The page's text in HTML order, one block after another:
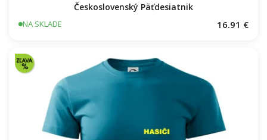
Československý Päťdesiatnik
NA SKLADE 16.91 €